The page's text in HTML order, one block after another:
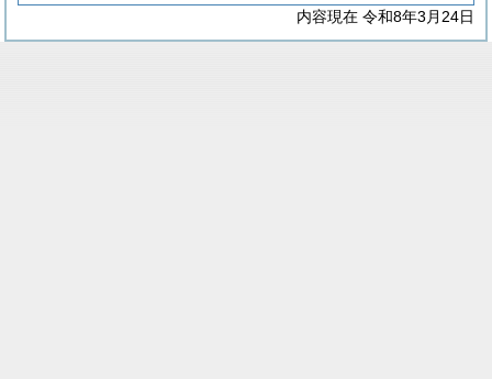
内容現在 令和8年3月24日